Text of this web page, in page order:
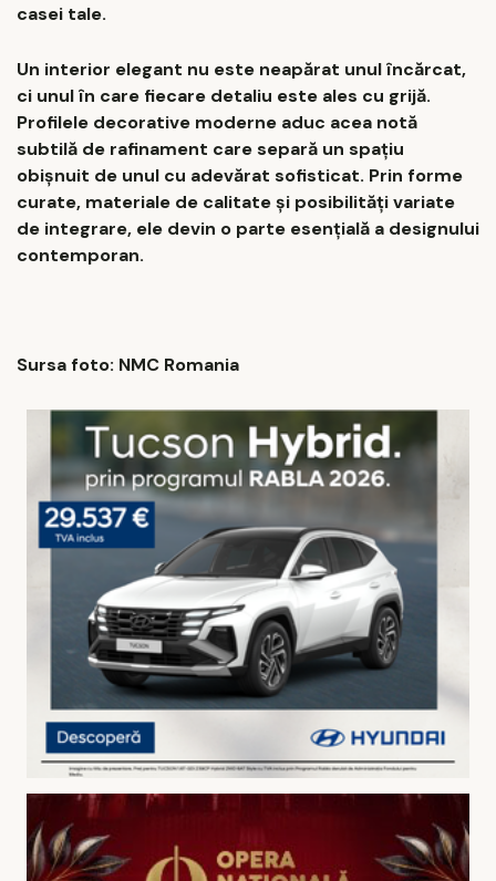
casei tale.
Un interior elegant nu este neapărat unul încărcat,
ci unul în care fiecare detaliu este ales cu grijă.
Profilele decorative moderne aduc acea notă
subtilă de rafinament care separă un spațiu
obișnuit de unul cu adevărat sofisticat. Prin forme
curate, materiale de calitate și posibilități variate
de integrare, ele devin o parte esențială a designului
contemporan.
Sursa foto: NMC Romania